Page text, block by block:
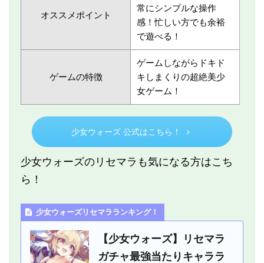
オススメポイント
常にシンプルな操作
感！忙しい方でも余裕
で遊べる！
ゲームの特徴
ゲームしながらドキド
キしまくりの超絶美少
女ゲーム！
少女ウォーズ 公式はこちら！
少女ウォーズのリセマラも気になる方はこち
ら！
少女ウォーズリセマラランキング！
【少女ウォーズ】リセマラ
ガチャ最強当たりキャララ